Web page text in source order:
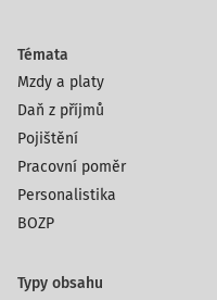
Témata
Mzdy a platy
Daň z příjmů
Pojištění
Pracovní poměr
Personalistika
BOZP
Typy obsahu